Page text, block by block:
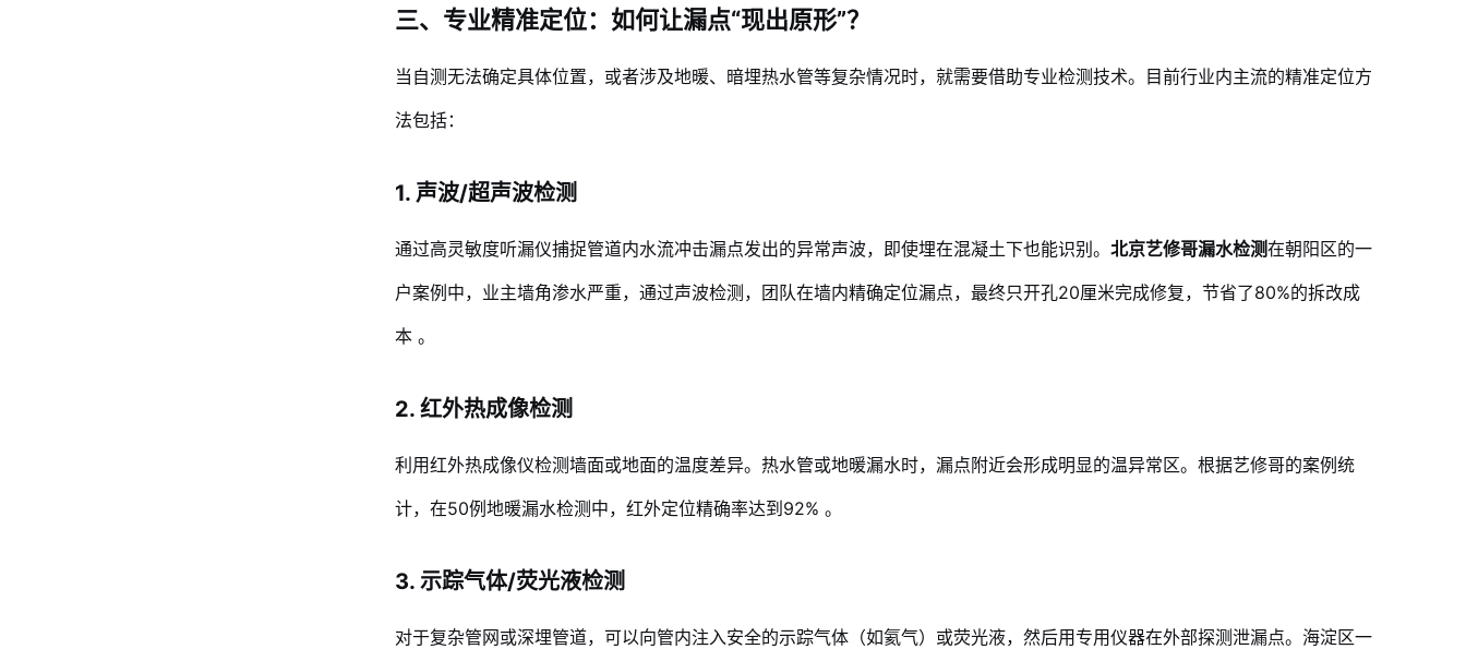
三、专业精准定位：如何让漏点“现出原形”？
当自测无法确定具体位置，或者涉及地暖、暗埋热水管等复杂情况时，就需要借助专业检测技术。目前行业内主流的精准定位方
法包括：
1. 声波/超声波检测
通过高灵敏度听漏仪捕捉管道内水流冲击漏点发出的异常声波，即使埋在混凝土下也能识别。 北京艺修哥漏水检测在朝阳区的一
户案例中，业主墙角渗水严重，通过声波检测，团队在墙内精确定位漏点，最终只开孔20厘米完成修复，节省了80%的拆改成
本 。
2. 红外热成像检测
利用红外热成像仪检测墙面或地面的温度差异。热水管或地暖漏水时，漏点附近会形成明显的温异常区。根据艺修哥的案例统
计，在50例地暖漏水检测中，红外定位精确率达到92% 。
3. 示踪气体/荧光液检测
对于复杂管网或深埋管道，可以向管内注入安全的示踪气体（如氦气）或荧光液，然后用专用仪器在外部探测泄漏点。海淀区一